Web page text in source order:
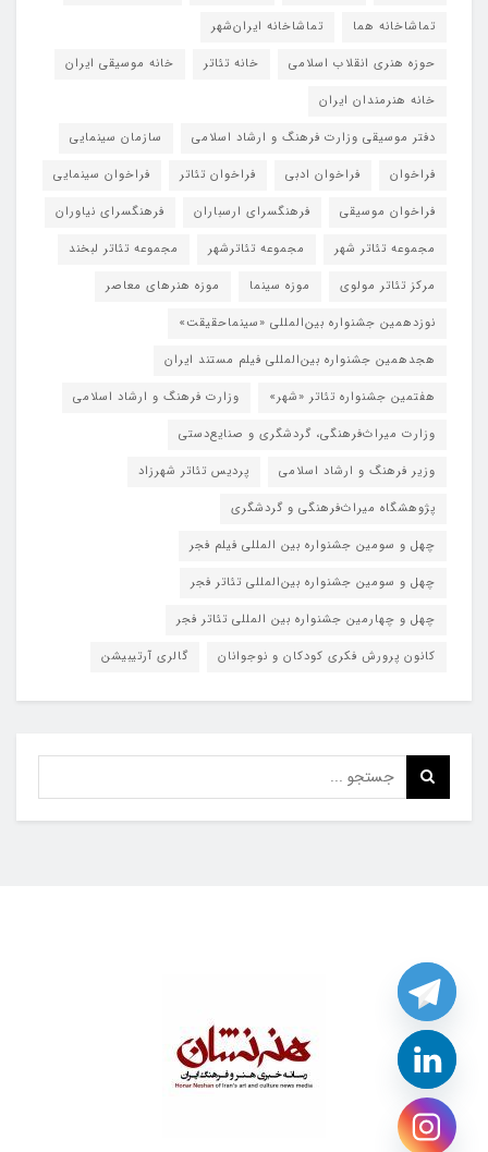
تماشاخانه هما
تماشاخانه‌ ایران‌شهر
حوزه هنری انقلاب اسلامی
خانه تئاتر
خانه موسیقی ایران
خانه هنرمندان ایران
دفتر موسیقی وزارت فرهنگ و ارشاد اسلامی
سازمان سینمایی
فراخوان
فراخوان ادبی فراخوان تئاتر
فراخوان سینمایی
فراخوان موسیقی
فرهنگسرای ارسباران
فرهنگسرای نیاوران
مجموعه تئاتر شهر
مجموعه تئاترشهر
مجموعه تئاتر لبخند
مرکز تئاتر مولوی
موزه سینما
موزه هنرهای معاصر
نوزدهمین جشنواره بین‌المللی «سینماحقیقت»
هجدهمین جشنواره بین‌المللی فیلم مستند ایران
هفتمین جشنواره تئاتر «شهر»
وزارت فرهنگ و ارشاد اسلامی
وزارت میراث‌فرهنگی، گردشگری و صنایع‌دستی
وزیر فرهنگ و ارشاد اسلامی
پردیس تئاتر شهرزاد
پژوهشگاه میراث‌فرهنگی و گردشگری
چهل و سومین جشنواره بین المللی فیلم فجر
چهل و سومین جشنواره بین‌المللی تئاتر فجر
چهل و چهارمین جشنواره بین المللی تئاتر فجر
کانون پرورش فکری کودکان و نوجوانان
گالری آرتیبیشن